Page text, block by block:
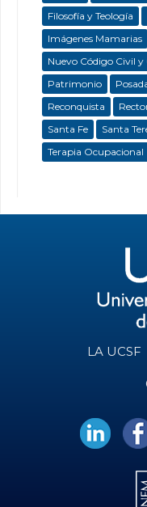
Filosofía y Teología
Imágenes Mamarias
Nuevo Código Civil y
Patrimonio
Reconquista
Santa Fe
Santa
Terapia Ocupacional
LA UCSF